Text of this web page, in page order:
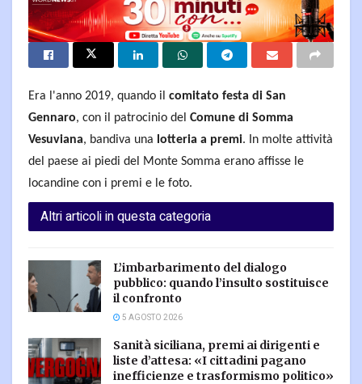
Era l'anno 2019, quando il comitato festa di San
Gennaro, con il patrocinio del Comune di Somma
Vesuviana, bandiva una lotteria a premi. In molte attività
del paese ai piedi del Monte Somma erano affisse le
locandine con i premi e le foto.
Altri articoli in questa categoria
L’imbarbarimento del dialogo
pubblico: quando l’insulto sostituisce
il confronto
5 AGOSTO 2026
Sanità siciliana, premi ai dirigenti e
liste d’attesa: «I cittadini pagano
inefficienze e trasformismo politico»